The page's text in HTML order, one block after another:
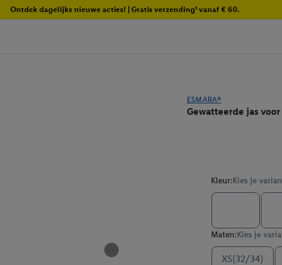
Ontdek dagelijks nieuwe acties! | Gratis verzending¹ vanaf € 60.
ESMARA®
Gewatteerde jas voor
Kleur:Kies je
Maten:Kies je
XS(32/34)